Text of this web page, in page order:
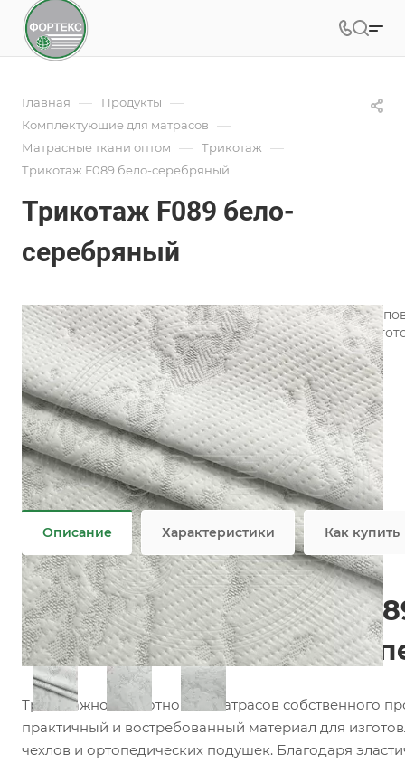
Главная — Продукты —
Комплектующие для матрасов —
Матрасные ткани оптом — Трикотаж —
Трикотаж F089 бело-серебряный
Трикотаж F089 бело-
серебряный
Трикотаж для матрасов является одним из лучших
широкий ассортимент трикотажного полотна для
Подробности
Характеристики
Коллекция— Геометрия
Состав— 36%Viscose/64%PES
Плотность— 380 гр/м2
Все характеристики
Описание Характеристики Как купить
Матрасный трикотаж
ткань для матрасов,
Трикотажное полотно для матрасов собственного
практичный и востребованный материал для
чехлов и ортопедических подушек. Благодаря